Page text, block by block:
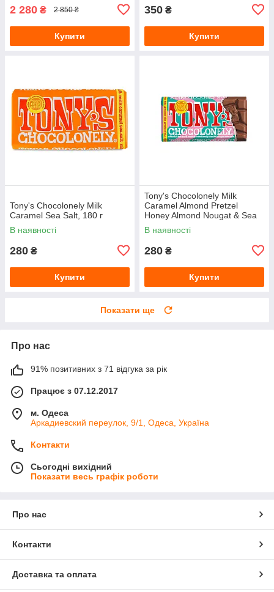
2 280 ₴ 2 850 ₴
Купити
350 ₴
Купити
Tony's Chocolonely Milk
Caramel Sea Salt, 180 г
В наявності
280 ₴
Купити
Tony's Chocolonely Milk
Caramel Almond Pretzel
Honey Almond Nougat & Sea
Salt, 180 г
В наявності
280 ₴
Купити
Показати ще
Про нас
91% позитивних з 71 відгука за рік
Працює з 07.12.2017
м. Одеса
Аркадиевский переулок, 9/1, Одеса, Україна
Контакти
Сьогодні вихідний
Показати весь графік роботи
Про нас
Контакти
Доставка та оплата